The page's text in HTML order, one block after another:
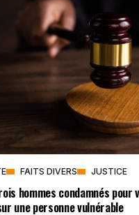
FAITS DIVERS JUSTICE
hommes condamnés pour
une personne vulnérable